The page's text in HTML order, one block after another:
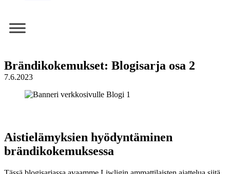
Brändikokemukset: Blogisarja osa 2
7.6.2023
Aistielämyksien hyödyntäminen
brändikokemuksessa